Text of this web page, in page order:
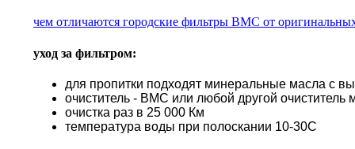
чем отличаются городские фильтры BMC от
уход за фильтром:
для пропитки подходят минеральные масла с
очиститель - BMC или любой другой
очистка раз в 25 000 Км
температура воды при полоскании 10-30С